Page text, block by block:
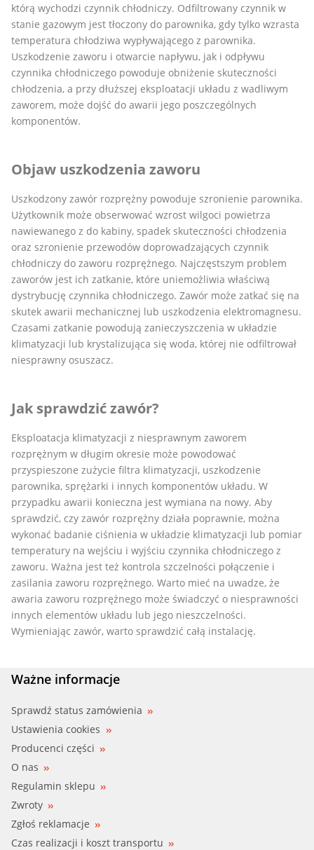
którą wychodzi czynnik chłodniczy. Odfiltrowany czynnik w
stanie gazowym jest tłoczony do parownika, gdy tylko wzrasta
temperatura chłodziwa wypływającego z parownika.
Uszkodzenie zaworu i otwarcie napływu, jak i odpływu
czynnika chłodniczego powoduje obniżenie skuteczności
chłodzenia, a przy dłuższej eksploatacji układu z wadliwym
zaworem, może dojść do awarii jego poszczególnych
komponentów.
Objaw uszkodzenia zaworu
Uszkodzony zawór rozprężny powoduje szronienie parownika.
Użytkownik może obserwować wzrost wilgoci powietrza
nawiewanego z do kabiny, spadek skuteczności chłodzenia
oraz szronienie przewodów doprowadzających czynnik
chłodniczy do zaworu rozprężnego. Najczęstszym problem
zaworów jest ich zatkanie, które uniemożliwia właściwą
dystrybucję czynnika chłodniczego. Zawór może zatkać się na
skutek awarii mechanicznej lub uszkodzenia elektromagnesu.
Czasami zatkanie powodują zanieczyszczenia w układzie
klimatyzacji lub krystalizująca się woda, której nie odfiltrował
niesprawny osuszacz.
Jak sprawdzić zawór?
Eksploatacja klimatyzacji z niesprawnym zaworem
rozprężnym w długim okresie może powodować
przyspieszone zużycie filtra klimatyzacji, uszkodzenie
parownika, sprężarki i innych komponentów układu. W
przypadku awarii konieczna jest wymiana na nowy. Aby
sprawdzić, czy zawór rozprężny działa poprawnie, można
wykonać badanie ciśnienia w układzie klimatyzacji lub pomiar
temperatury na wejściu i wyjściu czynnika chłodniczego z
zaworu. Ważna jest też kontrola szczelności połączenie i
zasilania zaworu rozprężnego. Warto mieć na uwadze, że
awaria zaworu rozprężnego może świadczyć o niesprawności
innych elementów układu lub jego nieszczelności.
Wymieniając zawór, warto sprawdzić całą instalację.
Ważne informacje
Sprawdź status zamówienia
Ustawienia cookies
Producenci części
O nas
Regulamin sklepu
Zwroty
Zgłoś reklamacje
Czas realizacji i koszt transportu